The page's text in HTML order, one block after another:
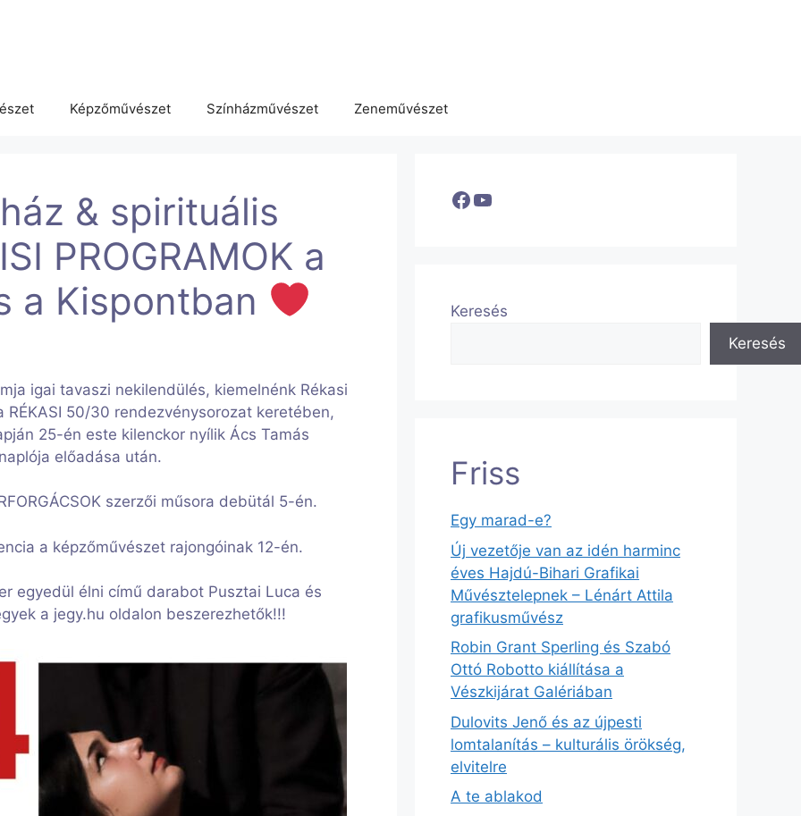
Képzőművészet Színházművészet Zeneművészet
& spirituális
PROGRAMOK a
a Kispontban
igai tavaszi nekilendülés, kiemelnénk Rékasi
50/30 rendezvénysorozat keretében,
25-én este kilenckor nyílik Ács Tamás
előadása után.
szerzői műsora debütál 5-én.
a képzőművészet rajongóinak 12-én.
egyedül élni című darabot Pusztai Luca és
a jegy.hu oldalon beszerezhetők!!!
Facebook
YouTube
Keresés
Keresés
Friss
Egy marad-e?
Új vezetője van az idén harminc
éves Hajdú-Bihari Grafikai
Művésztelepnek – Lénárt Attila
grafikusművész
Robin Grant Sperling és Szabó
Ottó Robotto kiállítása a
Vészkijárat Galériában
Dulovits Jenő és az újpesti
lomtalanítás – kulturális örökség,
elvitelre
A te ablakod